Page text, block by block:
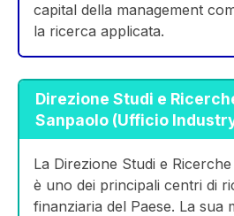
capital della management
la ricerca applicata.
Direzione Studi e
Sanpaolo (Ufficio
La Direzione Studi e
è uno dei principali centri di
finanziaria del Paese. La sua